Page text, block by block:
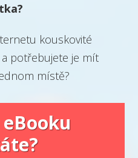
kouskovité
potřebujete je mít
místě?